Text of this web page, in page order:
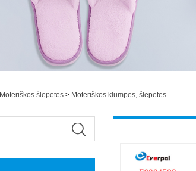
Moteriškos šlepetės > Moteriškos klumpės, šlepetės